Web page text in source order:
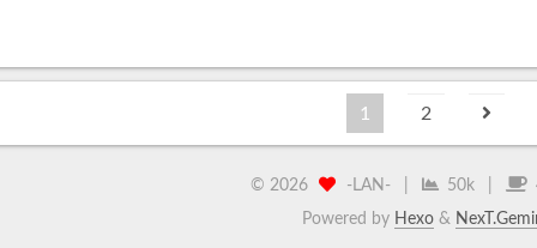
1 2
© 2026 -LAN- 50k
Powered by Hexo&